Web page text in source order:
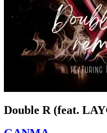
Double R (feat.